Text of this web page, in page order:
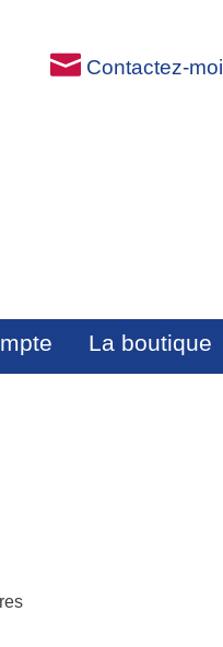
Contactez-moi
La boutique